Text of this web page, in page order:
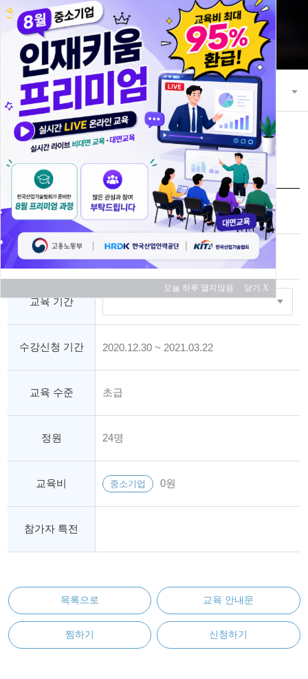
업기술협회
교육과정 교육 과정 안내
교육신청
과정명 설비관리 최적화 기초
교육 대상 중소기업
교육 기간
수강신청 기간 2020.12.30 ~ 2021.03.22
교육 수준 초급
정원 24명
교육비 중소기업 0원
참가자 특전
목록으로 교육 안내문
찜하기 신청하기
오늘 하루 열지않음 닫기 X